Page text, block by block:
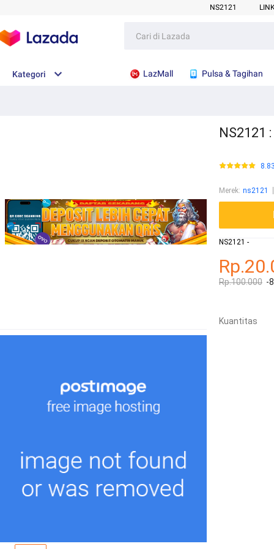
NS2121
Kategori LazMall Pulsa & Tagihan
NS2121
Merek: ns2121
NS2121 -
Rp.100.000 -
Kuantitas